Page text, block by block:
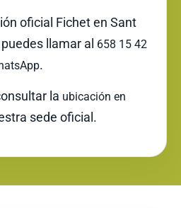
oficial Fichet en Sant
llamar al 658 15 42
.
la ubicación en
sede oficial.